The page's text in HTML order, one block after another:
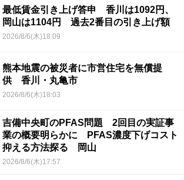
最低賃金引き上げ答申 香川は1092円、
岡山は1104円 過去2番目の引き上げ額
2026/8/6(木)18:09
熊本地震の被災者に市営住宅を無償提
供 香川・丸亀市
2026/8/6(木)18:03
吉備中央町のPFAS問題 2回目の実証事
業の概要明らかに PFAS濃度下げコスト
抑える方法探る 岡山
2026/8/6(木)17:57